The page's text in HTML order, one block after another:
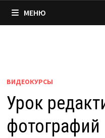
МЕНЮ
ВИДЕОКУРСЫ
Урок
фотографий